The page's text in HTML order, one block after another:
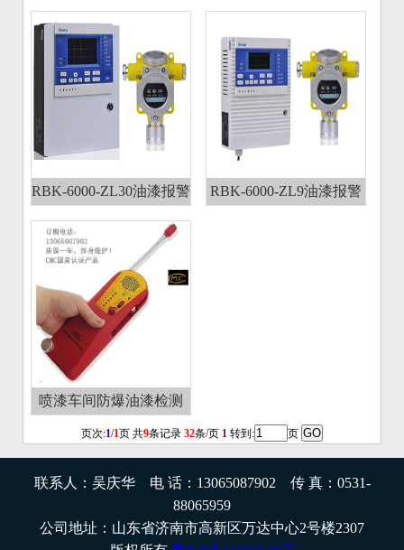
ARD300W无线油漆气体
检测仪
漆房油漆浓度报警仪
RBK-6000-ZL30油漆报警
器/油漆浓度报警仪
RBK-6000-ZL9油漆报警
喷漆车间防爆油漆检测
仪、油漆浓度超标报警仪
AR8800A
页次:1/1页 共9条记录 32条/页 1 转到: 页
联系人：吴庆华 电 话：13065087902 传 真：0531-
88065959
公司地址：山东省济南市高新区万达中心2号楼2307